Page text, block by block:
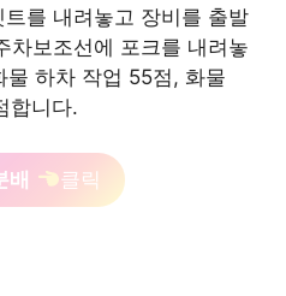
를 내려놓고 장비를 출발
차보조선에 포크를 내려놓
하차 작업 55점, 화물
합니다.
배 클릭